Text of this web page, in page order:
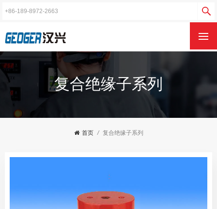
复合绝缘子系列
首页 / 复合绝缘子系列